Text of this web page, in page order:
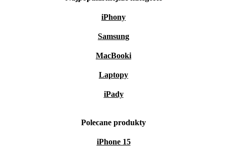
iPhony
Samsung
MacBooki
Laptopy
iPady
Polecane produkty
iPhone 15